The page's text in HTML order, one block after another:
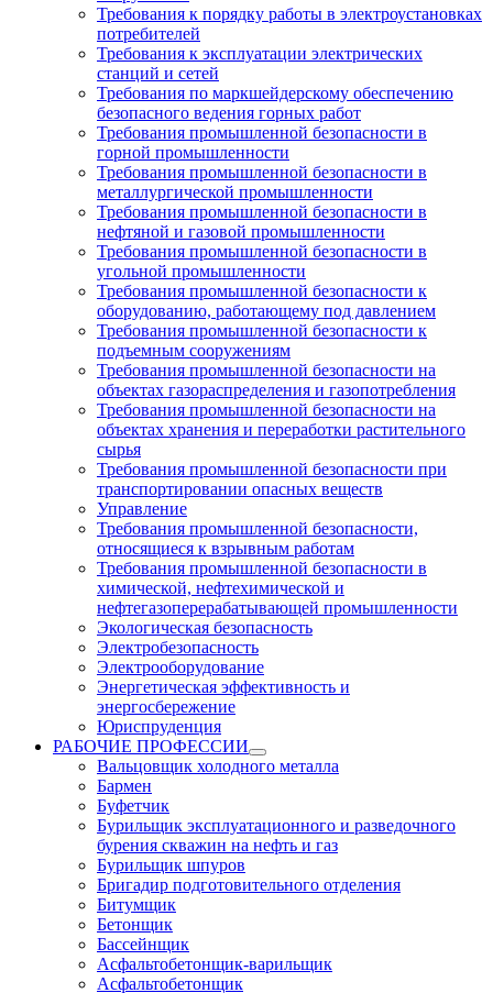
Требования к порядку работы в электроустановках
потребителей
Требования к эксплуатации электрических
станций и сетей
Требования по маркшейдерскому обеспечению
безопасного ведения горных работ
Требования промышленной безопасности в
горной промышленности
Требования промышленной безопасности в
металлургической промышленности
Требования промышленной безопасности в
нефтяной и газовой промышленности
Требования промышленной безопасности в
угольной промышленности
Требования промышленной безопасности к
оборудованию, работающему под давлением
Требования промышленной безопасности к
подъемным сооружениям
Требования промышленной безопасности на
объектах газораспределения и газопотребления
Требования промышленной безопасности на
объектах хранения и переработки растительного
сырья
Требования промышленной безопасности при
транспортировании опасных веществ
Управление
Требования промышленной безопасности,
относящиеся к взрывным работам
Требования промышленной безопасности в
химической, нефтехимической и
нефтегазоперерабатывающей промышленности
Экологическая безопасность
Электробезопасность
Электрооборудование
Энергетическая эффективность и
энергосбережение
Юриспруденция
РАБОЧИЕ ПРОФЕССИИ
Вальцовщик холодного металла
Бармен
Буфетчик
Бурильщик эксплуатационного и разведочного
бурения скважин на нефть и газ
Бурильщик шпуров
Бригадир подготовительного отделения
Битумщик
Бетонщик
Бассейнщик
Асфальтобетонщик-варильщик
Асфальтобетонщик